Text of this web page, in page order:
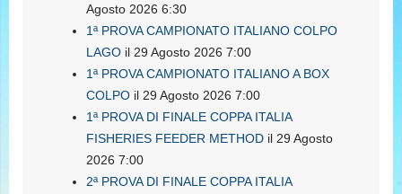
Agosto 2026 6:30
1ª PROVA CAMPIONATO ITALIANO COLPO
LAGO il 29 Agosto 2026 7:00
1ª PROVA CAMPIONATO ITALIANO A BOX
COLPO il 29 Agosto 2026 7:00
1ª PROVA DI FINALE COPPA ITALIA
FISHERIES FEEDER METHOD il 29 Agosto
2026 7:00
2ª PROVA DI FINALE COPPA ITALIA